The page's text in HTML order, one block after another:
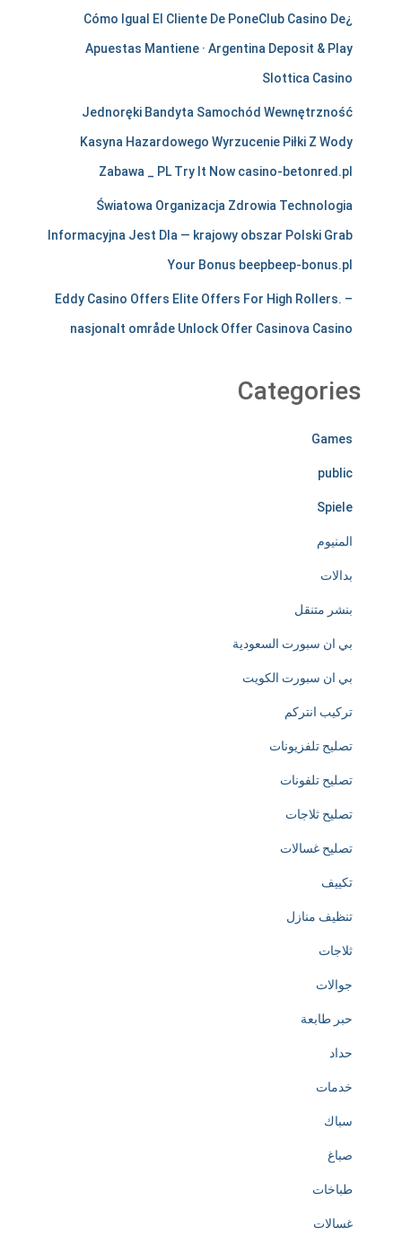
n
e
e
s
l
y
d
e
d
c
a
e
d
o
h
e
c
e
a
o
n
o
¿Cómo Igual El Cliente De PoneClub Casino De
Apuestas Mantiene · Argentina Deposit & Play
Slottica Casino
Jednoręki Bandyta Samochód Wewnętrzność
Kasyna Hazardowego Wyrzucenie Piłki Z Wody
Zabawa _ PL Try It Now casino-betonred.pl
Światowa Organizacja Zdrowia Technologia
Informacyjna Jest Dla — krajowy obszar Polski Grab
Your Bonus beepbeep-bonus.pl
Eddy Casino Offers Elite Offers For High Rollers. –
nasjonalt område Unlock Offer Casinova Casino
Categories
Games
public
Spiele
المنيوم
بدالات
بنشر متنقل
بي ان سبورت السعودية
بي ان سبورت الكويت
تركيب انتركم
تصليح تلفزيونات
تصليح تلفونات
تصليح ثلاجات
تصليح غسالات
تكييف
تنظيف منازل
ثلاجات
جوالات
حبر طابعة
حداد
خدمات
سباك
صباغ
طباخات
غسالات